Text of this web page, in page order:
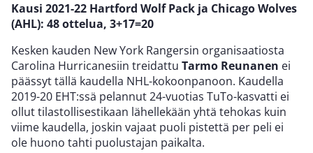
Kausi 2021-22 Hartford Wolf Pack ja Chicago Wolves
(AHL): 48 ottelua, 3+17=20
Kesken kauden New York Rangersin organisaatiosta
Carolina Hurricanesiin treidattu Tarmo Reunanen ei
päässyt tällä kaudella NHL-kokoonpanoon. Kaudella
2019-20 EHT:ssä pelannut 24-vuotias TuTo-kasvatti ei
ollut tilastollisestikaan lähellekään yhtä tehokas kuin
viime kaudella, joskin vajaat puoli pistettä per peli ei
ole huono tahti puolustajan paikalta.